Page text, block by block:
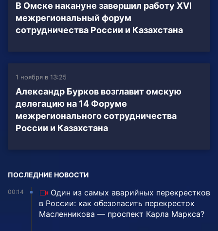
В Омске накануне завершил работу XVI
межрегиональный форум
сотрудничества России и Казахстана
1 ноября в 13:25
Александр Бурков возглавит омскую
делегацию на 14 Форуме
межрегионального сотрудничества
России и Казахстана
ПОСЛЕДНИЕ НОВОСТИ
00:14
Один из самых аварийных перекрестков
в России: как обезопасить перекресток
Масленникова — проспект Карла Маркса?